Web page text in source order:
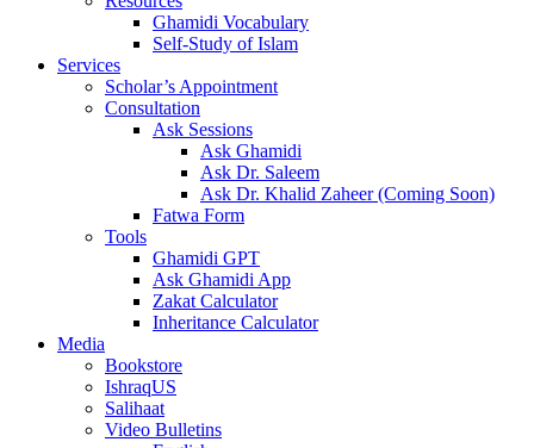
Ghamidi Vocabulary
Self-Study of Islam
Services
Scholar’s Appointment
Consultation
Ask Sessions
Ask Ghamidi
Ask Dr. Saleem
Ask Dr. Khalid Zaheer (Coming Soon)
Fatwa Form
Tools
Ghamidi GPT
Ask Ghamidi App
Zakat Calculator
Inheritance Calculator
Media
Bookstore
IshraqUS
Salihaat
Video Bulletins